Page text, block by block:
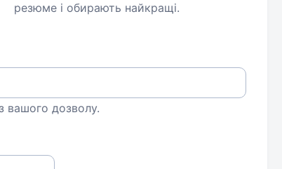
резюме і обирають найкращі.
вашого дозволу.